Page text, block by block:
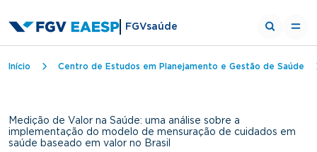
FGVsaúde
Trilha de navegação
Início Centro de Estudos em Planejamento e Gestão de Saúde
Medição de Valor na Saúde: uma análise sobre a
implementação do modelo de mensuração de cuidados em
saúde baseado em valor no Brasil